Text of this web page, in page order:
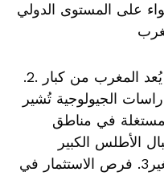
على المستوى الدولي
.2. احتياطات الذهب في المغربلا يُعد المغرب من كبار
الجيولوجية تُشير
مستغلة في مناطق
الأطلس الكبير
والمتوسطمنطقة ورزازات وتنغير3. فرص الاستثمار في